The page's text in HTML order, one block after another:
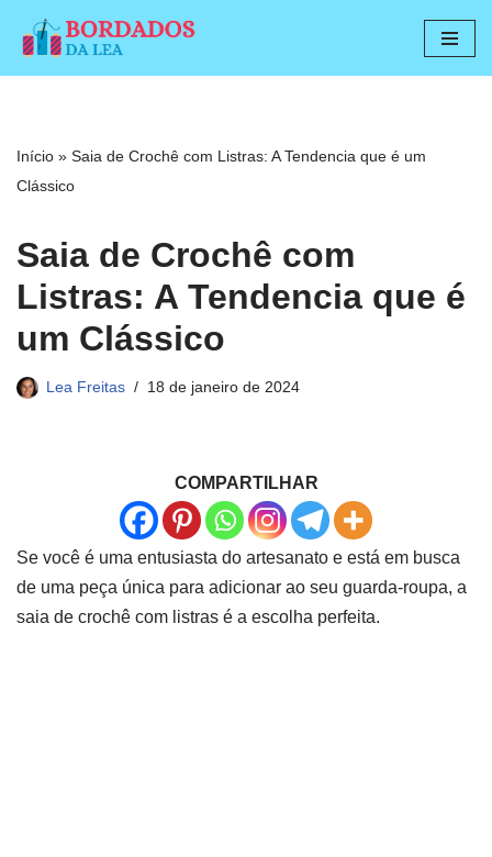
Pular
conteúdo
Início » Saia de Crochê com Listras: A Tendencia que é um
Clássico
Saia de Crochê com
Listras: A Tendencia que é
um Clássico
Lea Freitas 18 de janeiro de 2024
COMPARTILHAR
Se você é uma entusiasta do artesanato e está em busca
de uma peça única para adicionar ao seu guarda-roupa, a
saia de crochê com listras é a escolha perfeita.